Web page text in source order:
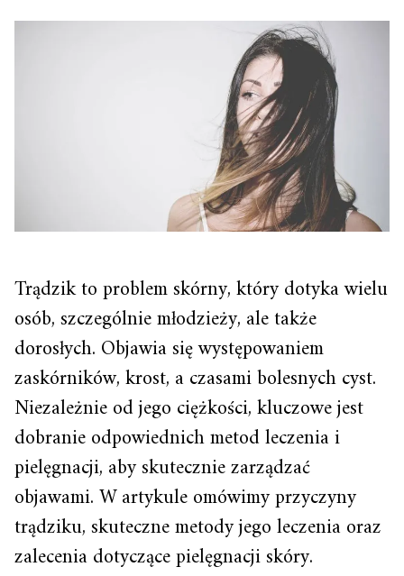
Trądzik to problem skórny, który dotyka wielu
osób, szczególnie młodzieży, ale także
dorosłych. Objawia się występowaniem
zaskórników, krost, a czasami bolesnych cyst.
Niezależnie od jego ciężkości, kluczowe jest
dobranie odpowiednich metod leczenia i
pielęgnacji, aby skutecznie zarządzać
objawami. W artykule omówimy przyczyny
trądziku, skuteczne metody jego leczenia oraz
zalecenia dotyczące pielęgnacji skóry.